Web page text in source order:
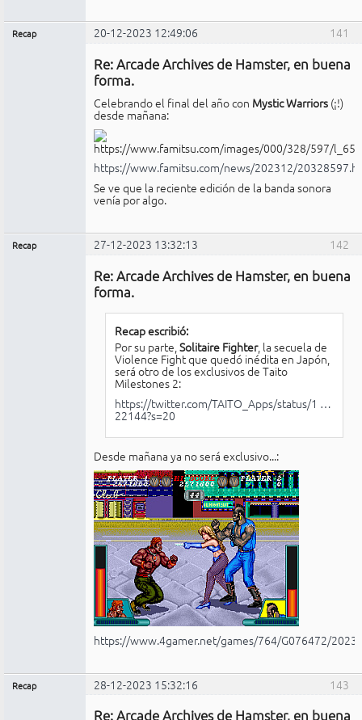
141
Recap 20-12-2023 12:49:06
Re: Arcade Archives de Hamster, en buena
forma.
Celebrando el final del año con Mystic Warriors (¡!)
desde mañana:
https://www.famitsu.com/news/202312/
Se ve que la reciente edición de la banda sonora
venía por algo.
142
Recap 27-12-2023 13:32:13
Re: Arcade Archives de Hamster, en buena
forma.
Recap escribió:
Por su parte,Solitaire Fighter, la secuela de
Violence Fight que quedó inédita en Japón,
será otro de los exclusivos de Taito
Milestones 2:
https://twitter.com/TAITO_Apps/status/1 …
22144?s=20
Desde mañana ya no será exclusivo...:
https://www.4gamer.net/games/764/G076472/
143
Recap 28-12-2023 15:32:16
Re: Arcade Archives de Hamster, en buena